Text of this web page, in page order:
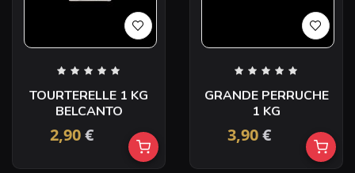
TOURTERELLE 1 KG
BELCANTO
2,90€
GRANDE PERRUCHE
1 KG
3,90€